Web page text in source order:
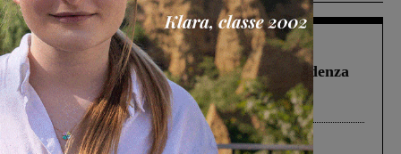
Figline Incisa Valdarno 1 Agosto 2026
Piscina di Figline finanziata oltre la scadenza
Pnrr, il gruppo di Fratelli d’Italia: “Un
ringraziamento al Governo”
Cronaca 3 Agosto 2026